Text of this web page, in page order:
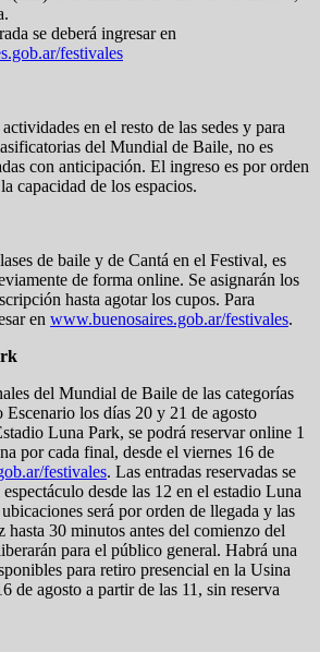
se deberá ingresar en
festivales
en el resto de las sedes y para
del Mundial de Baile, no es
con anticipación. El ingreso es por orden
capacidad de los espacios.
de baile y de Cantá en el Festival, es
de forma online. Se asignarán los
hasta agotar los cupos. Para
en www.buenosaires.gob.ar/festivales.
del Mundial de Baile de las categorías
Escenario los días 20 y 21 de agosto
Luna Park, se podrá reservar online 1
por cada final, desde el viernes 16 de
festivales. Las entradas reservadas se
desde las 12 en el estadio Luna
será por orden de llegada y las
hasta 30 minutos antes del comienzo del
para el público general. Habrá una
para retiro presencial en la Usina
de agosto a partir de las 11, sin reserva